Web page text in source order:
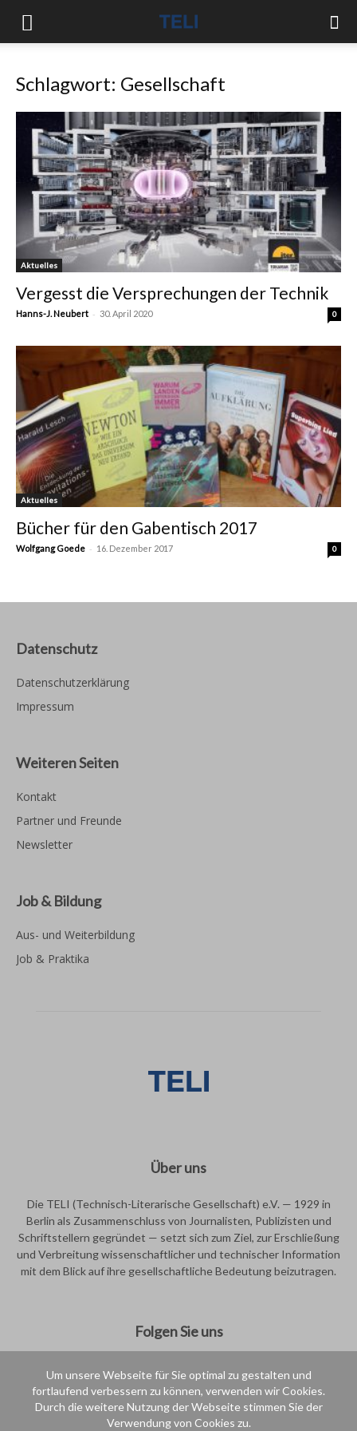
Um unsere Webseite für Sie optimal zu gestalten und
fortlaufend verbessern zu können, verwenden wir Cookies.
Durch die weitere Nutzung der Webseite stimmen Sie der
Verwendung von Cookies zu.
Schlagwort: Gesellschaft
Aktuelles
Vergesst die Versprechungen der Technik
Hanns-J. Neubert - 30. April 2020 0
Aktuelles
Bücher für den Gabentisch 2017
Wolfgang Goede - 16. Dezember 2017 0
Datenschutz
Datenschutzerklärung
Impressum
Weiteren Seiten
Kontakt
Partner und Freunde
Newsletter
Job & Bildung
Aus- und Weiterbildung
Job & Praktika
Über uns
Die TELI (Technisch-Literarische Gesellschaft) e.V. — 1929 in
Berlin als Zusammenschluss von Journalisten, Publizisten und
Schriftstellern gegründet — setzt sich zum Ziel, zur Erschließung
und Verbreitung wissenschaftlicher und technischer Information
mit dem Blick auf ihre gesellschaftliche Bedeutung beizutragen.
Folgen Sie uns